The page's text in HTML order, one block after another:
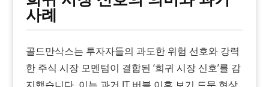
사례
골드만삭스는 투자자들의 과도한 위험 선호와 강력
한 주식 시장 모멘텀이 결합된 ‘희귀 시장 신호’를 감